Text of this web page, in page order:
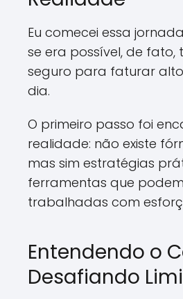
Eu comecei essa
se era possível, de fato,
seguro para faturar
dia.
O primeiro passo foi
realidade: não existe
mas sim estratégias
ferramentas que
trabalhadas com
Entendendo o
Desafiando